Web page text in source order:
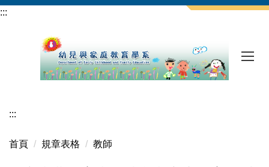
跳
:::
:::
首頁 規章表格 教師